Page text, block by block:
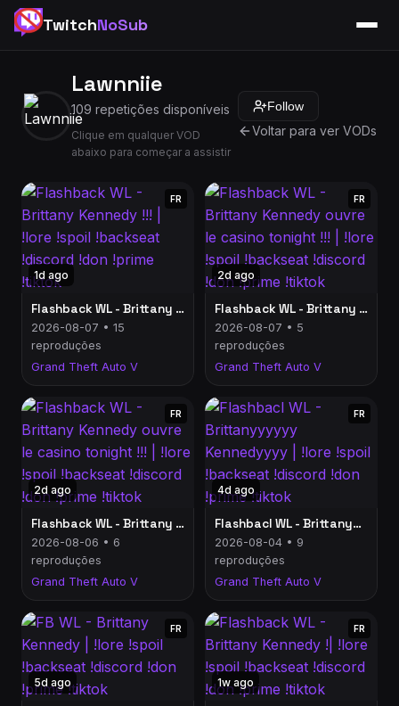
TwitchNoSub
Lawnniie
109 repetições disponíveis
Clique em qualquer VOD
abaixo para começar a assistir
Follow
Voltar para ver VODs
1d ago
FR
Flashback WL - Brittany Kennedy !!! | !lore !spoil !backseat !discord !don !prime !tiktok
2026-08-07 • 15
reproduções
Grand Theft Auto V
2d ago
FR
Flashback WL - Brittany Kennedy ouvre le casino tonight !!! | !lore !spoil !backseat !discord !don !prime !tiktok
2026-08-07 • 5
reproduções
Grand Theft Auto V
2d ago
FR
Flashback WL - Brittany Kennedy ouvre le casino tonight !!! | !lore !spoil !backseat !discord !don !prime !tiktok
2026-08-06 • 6
reproduções
Grand Theft Auto V
4d ago
FR
Flashbacl WL - Brittanyyyyyy Kennedyyyy | !lore !spoil !backseat !discord !don !prime !tiktok
2026-08-04 • 9
reproduções
Grand Theft Auto V
5d ago
FR
1w ago
FR